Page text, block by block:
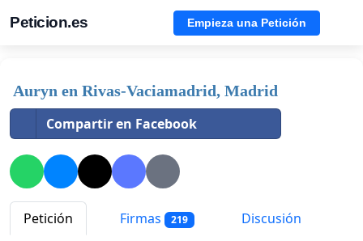
Peticion.es Empieza una Petición
Auryn en Rivas-Vaciamadrid, Madrid
Compartir en Facebook
Petición Firmas 219
Discusión